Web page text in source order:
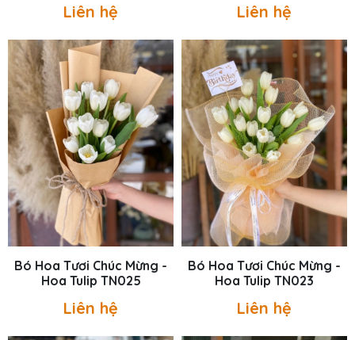
Liên hệ Liên hệ
Bó Hoa Tươi Chúc Mừng -
Hoa Tulip TN025
Liên hệ
Bó Hoa Tươi Chúc Mừng -
Hoa Tulip TN023
Liên hệ